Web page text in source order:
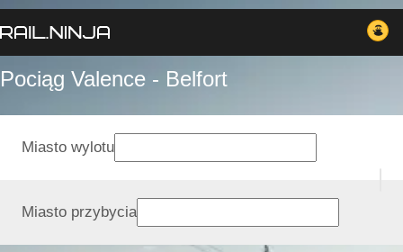
Pociąg Valence - Belfort
Miasto wylotu
Miasto przybycia